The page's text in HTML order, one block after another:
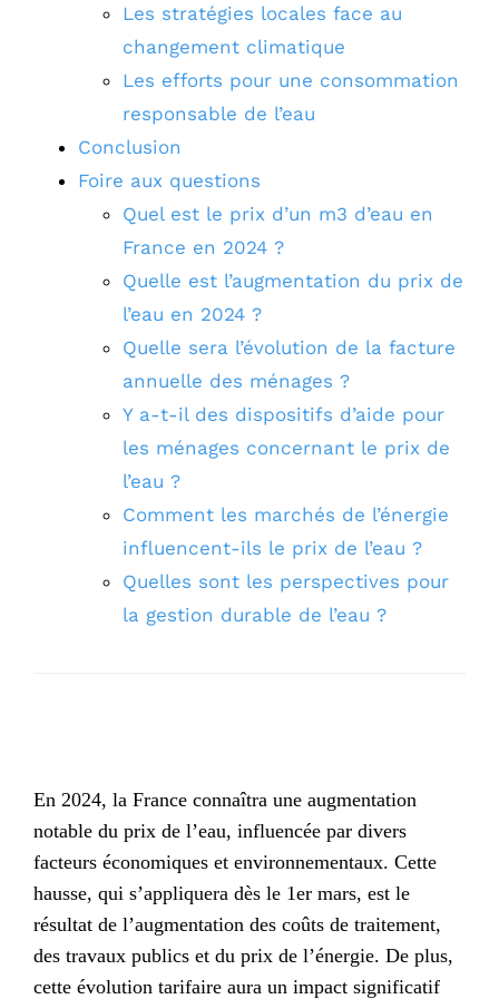
Les stratégies locales face au
changement climatique
Les efforts pour une consommation
responsable de l’eau
Conclusion
Foire aux questions
Quel est le prix d’un m3 d’eau en
France en 2024 ?
Quelle est l’augmentation du prix de
l’eau en 2024 ?
Quelle sera l’évolution de la facture
annuelle des ménages ?
Y a-t-il des dispositifs d’aide pour
les ménages concernant le prix de
l’eau ?
Comment les marchés de l’énergie
influencent-ils le prix de l’eau ?
Quelles sont les perspectives pour
la gestion durable de l’eau ?
En 2024, la France connaîtra une augmentation
notable du prix de l’eau, influencée par divers
facteurs économiques et environnementaux. Cette
hausse, qui s’appliquera dès le 1er mars, est le
résultat de l’augmentation des coûts de traitement,
des travaux publics et du prix de l’énergie. De plus,
cette évolution tarifaire aura un impact significatif